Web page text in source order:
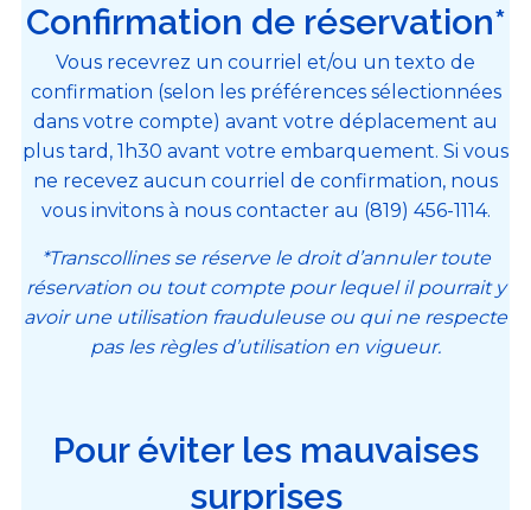
Confirmation de réservation*
Vous recevrez un courriel et/ou un texto de
confirmation (selon les préférences sélectionnées
dans votre compte) avant votre déplacement au
plus tard, 1h30 avant votre embarquement. Si vous
ne recevez aucun courriel de confirmation, nous
vous invitons à nous contacter au (819) 456-1114.
*Transcollines se réserve le droit d’annuler toute
réservation ou tout compte pour lequel il pourrait y
avoir une utilisation frauduleuse ou qui ne respecte
pas les règles d’utilisation en vigueur.
Pour éviter les mauvaises
surprises